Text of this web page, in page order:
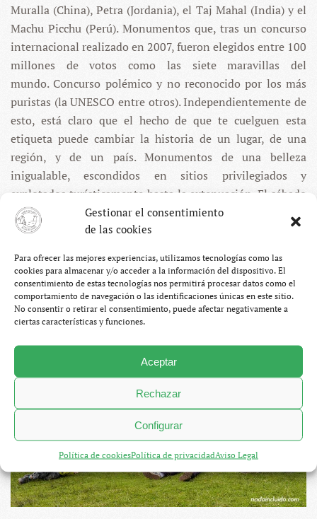
Gestionar el consentimiento
de las cookies
Para ofrecer las mejores experiencias, utilizamos tecnologías como las
cookies para almacenar y/o acceder a la información del dispositivo. El
consentimiento de estas tecnologías nos permitirá procesar datos como el
comportamiento de navegación o las identificaciones únicas en este sitio.
No consentir o retirar el consentimiento, puede afectar negativamente a
ciertas características y funciones.
Aceptar
Rechazar
Configurar
Política de cookiesPolítica de privacidadAviso Legal
Muralla (China), Petra (Jordania), el Taj Mahal (India) y el
Machu Picchu (Perú). Monumentos que, tras un concurso
internacional realizado en 2007, fueron elegidos entre 100
millones de votos como las siete maravillas del
mundo. Concurso polémico y no reconocido por los más
puristas (la UNESCO entre otros). Independientemente de
esto, está claro que el hecho de que te cuelguen esta
etiqueta puede cambiar la historia de un lugar, de una
región, y de un país. Monumentos de una belleza
inigualable, escondidos en sitios privilegiados y
explotados turísticamente hasta la extenuación. El sábado
tuvimos el placer de visitar uno de ellos. Aunque antes
hubo que llegar. El camino también fue maravilloso.
CONTINUAR LEYENDO